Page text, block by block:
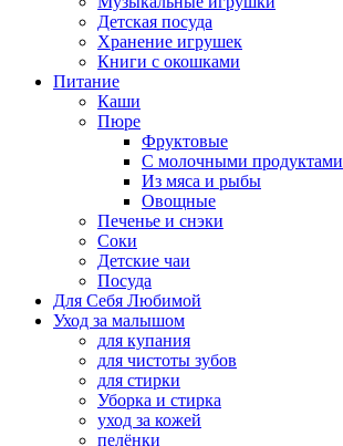
Детская посуда
Хранение игрушек
Книги с окошками
Питание
Каши
Пюре
Фруктовые
С молочными продуктами
Из мяса и рыбы
Овощные
Печенье и снэки
Соки
Детские чаи
Посуда
Для Себя Любимой
Уход за малышом
для купания
для чистоты зубов
для стирки
Уборка и стирка
уход за кожей
пелёнки